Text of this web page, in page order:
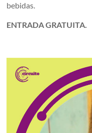
bebidas.
ENTRADA GRATUITA.